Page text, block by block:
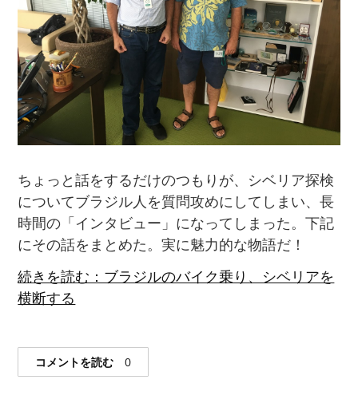
ちょっと話をするだけのつもりが、シベリア探検
についてブラジル人を質問攻めにしてしまい、長
時間の「インタビュー」になってしまった。下記
にその話をまとめた。実に魅力的な物語だ！
続きを読む：ブラジルのバイク乗り、シベリアを
横断する
コメントを読む 0